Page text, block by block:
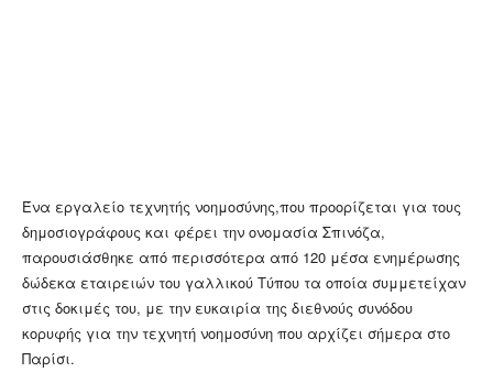
Ένα εργαλείο τεχνητής νοημοσύνης,που προορίζεται για τους
δημοσιογράφους και φέρει την ονομασία Σπινόζα,
παρουσιάσθηκε από περισσότερα από 120 μέσα ενημέρωσης
δώδεκα εταιρειών του γαλλικού Τύπου τα οποία συμμετείχαν
στις δοκιμές του, με την ευκαιρία της διεθνούς συνόδου
κορυφής για την τεχνητή νοημοσύνη που αρχίζει σήμερα στο
Παρίσι.